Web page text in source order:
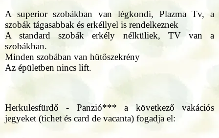
A superior szobákban van légkondi, Plazma Tv, a
szobák tágasabbak és erkéllyel is rendelkeznek
A standard szobák erkély nélküliek, TV van a
szobákban.
Minden szobában van hütőszekrény
Az épületben nincs lift.
Herkulesfürdő - Panzió*** a következő vakációs
jegyeket (tichet és card de vacanta) fogadja el: